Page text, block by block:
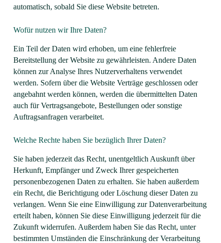
automatisch, sobald Sie diese Website betreten.
Wofür nutzen wir Ihre Daten?
Ein Teil der Daten wird erhoben, um eine fehlerfreie
Bereitstellung der Website zu gewährleisten. Andere Daten
können zur Analyse Ihres Nutzerverhaltens verwendet
werden. Sofern über die Website Verträge geschlossen oder
angebahnt werden können, werden die übermittelten Daten
auch für Vertragsangebote, Bestellungen oder sonstige
Auftragsanfragen verarbeitet.
Welche Rechte haben Sie bezüglich Ihrer Daten?
Sie haben jederzeit das Recht, unentgeltlich Auskunft über
Herkunft, Empfänger und Zweck Ihrer gespeicherten
personenbezogenen Daten zu erhalten. Sie haben außerdem
ein Recht, die Berichtigung oder Löschung dieser Daten zu
verlangen. Wenn Sie eine Einwilligung zur Datenverarbeitung
erteilt haben, können Sie diese Einwilligung jederzeit für die
Zukunft widerrufen. Außerdem haben Sie das Recht, unter
bestimmten Umständen die Einschränkung der Verarbeitung